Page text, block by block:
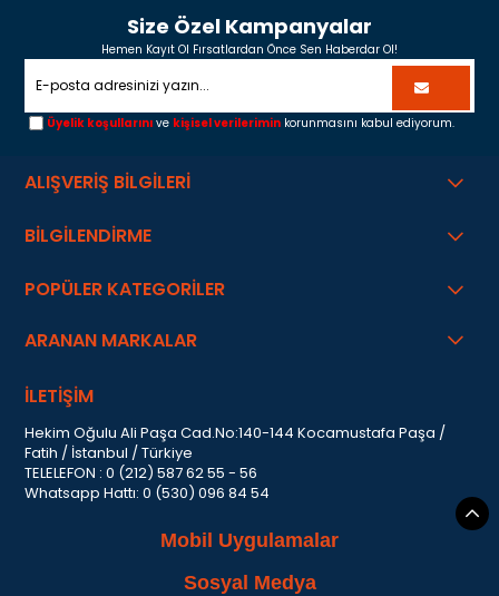
Size Özel Kampanyalar
Hemen Kayıt Ol Fırsatlardan Önce Sen Haberdar Ol!
Üyelik koşullarını ve kişisel verilerimin korunmasını kabul ediyorum.
ALIŞVERİŞ BİLGİLERİ
BİLGİLENDİRME
POPÜLER KATEGORİLER
ARANAN MARKALAR
İLETİŞİM
Hekim Oğulu Ali Paşa Cad.No:140-144 Kocamustafa Paşa /
Fatih / İstanbul / Türkiye
TELELEFON : 0 (212) 587 62 55 - 56
Whatsapp Hattı: 0 (530) 096 84 54
Mobil Uygulamalar
Sosyal Medya